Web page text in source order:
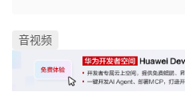
音视频